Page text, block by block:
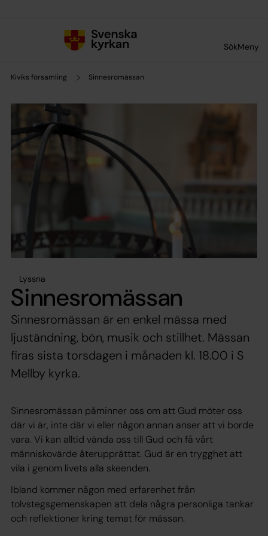
SökMeny
Kiviks församling Sinnesromässan
Lyssna
Sinnesromässan
Sinnesromässan är en enkel mässa med
ljuständning, bön, musik och stillhet. Mässan
firas sista torsdagen i månaden kl. 18.00 i S
Mellby kyrka.
Sinnesromässan påminner oss om att Gud möter oss
där vi är, inte där vi eller någon annan anser att vi borde
vara. Vi kan alltid vända oss till Gud och få vårt
människovärde återupprättat. Gud är en trygghet att
vila i genom livets alla skeenden.
Ibland kommer någon med erfarenhet från
tolvstegsgemenskapen att dela några personliga tankar
och reflektioner kring temat för mässan.